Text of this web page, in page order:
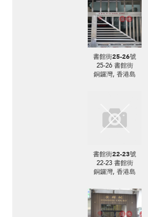
書館街25-26號
25-26 書館街
銅鑼灣, 香港島
書館街22-23號
22-23 書館街
銅鑼灣, 香港島